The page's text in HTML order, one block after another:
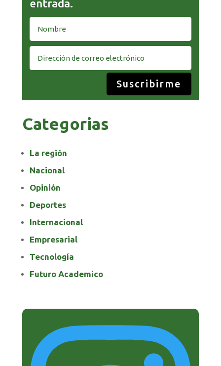
entrada.
Suscribirme
Categorias
La región
Nacional
Opinión
Deportes
Internacional
Empresarial
Tecnología
Futuro Academico